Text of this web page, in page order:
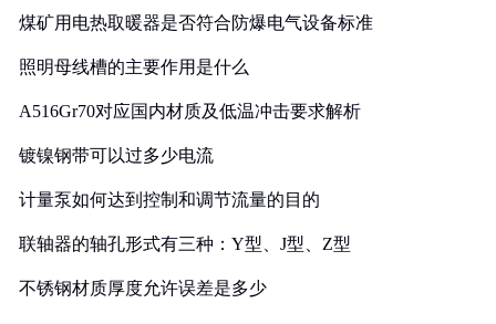
煤矿用电热取暖器是否符合防爆电气设备标准
照明母线槽的主要作用是什么
A516Gr70对应国内材质及低温冲击要求解析
镀镍钢带可以过多少电流
计量泵如何达到控制和调节流量的目的
联轴器的轴孔形式有三种：Y型、J型、Z型
不锈钢材质厚度允许误差是多少